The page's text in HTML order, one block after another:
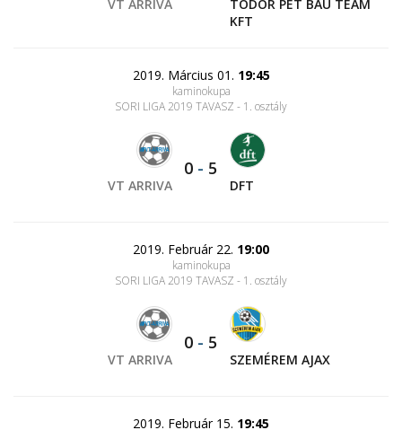
VT ARRIVA
TODOR PET BAU TEAM
KFT
2019. Március 01. 19:45
kaminokupa
SORI LIGA 2019 TAVASZ - 1. osztály
VT ARRIVA
0 - 5
DFT
2019. Február 22. 19:00
kaminokupa
SORI LIGA 2019 TAVASZ - 1. osztály
VT ARRIVA
0 - 5
SZEMÉREM AJAX
2019. Február 15. 19:45